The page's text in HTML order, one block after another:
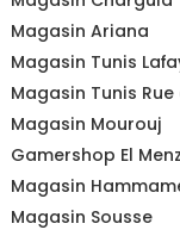
Magasin Ariana
Magasin Tunis
Magasin Tunis
Magasin Mourouj
Gamershop El
Magasin
Magasin Sousse